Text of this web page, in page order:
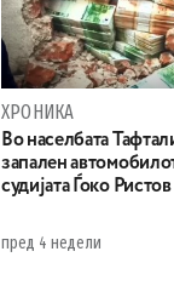
ХРОНИКА
Во населбата
запален
судијата Ѓоко Ристов
пред 4 недели